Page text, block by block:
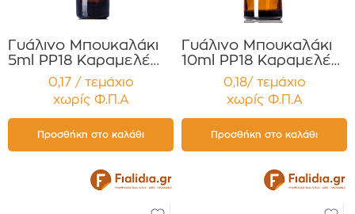
Γυάλινο Μπουκαλάκι
5ml PP18 Καραμελέ
για Αιθέρια Έλαια ,
Βάμματα , Αρώματα
Συσκευασία 12
τεμαχίων
0,17 / τεμάχιο
χωρίς Φ.Π.Α
Προσθήκη στο καλάθι
Γυάλινο Μπουκαλάκι
10ml PP18 Καραμελέ
για Αιθέρια Έλαια ,
Βάμματα , Αρώματα
Συσκευασία 12
τεμαχίων
0,18/ τεμάχιο
χωρίς Φ.Π.Α
Προσθήκη στο καλάθι